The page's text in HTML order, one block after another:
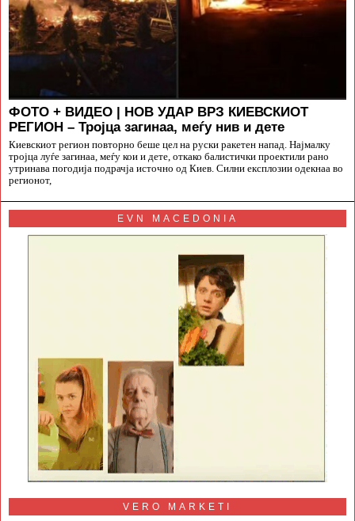
ФОТО + ВИДЕО | НОВ УДАР ВРЗ КИЕВСКИОТ
РЕГИОН – Тројца загинаа, меѓу нив и дете
Киевскиот регион повторно беше цел на руски ракетен напад. Најмалку
тројца луѓе загинаа, меѓу кои и дете, откако балистички проектили рано
утринава погодија подрачја источно од Киев. Силни експлозии одекнаа во
регионот,
EVN MACEDONIA
VERO MARKETI